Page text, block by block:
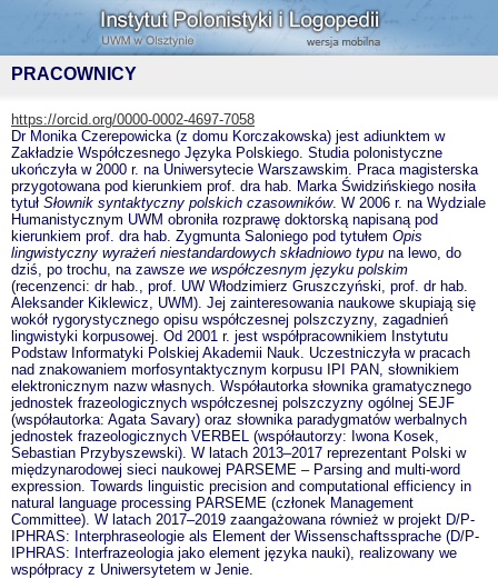
PRACOWNICY
https://orcid.org/0000-0002-4697-7058
Dr Monika Czerepowicka (z domu Korczakowska) jest adiunktem w
Zakładzie Współczesnego Języka Polskiego. Studia polonistyczne
ukończyła w 2000 r. na Uniwersytecie Warszawskim. Praca magisterska
przygotowana pod kierunkiem prof. dra hab. Marka Świdzińskiego nosiła
tytuł Słownik syntaktyczny polskich czasowników. W 2006 r. na Wydziale
Humanistycznym UWM obroniła rozprawę doktorską napisaną pod
kierunkiem prof. dra hab. Zygmunta Saloniego pod tytułem Opis
lingwistyczny wyrażeń niestandardowych składniowo typu na lewo, do
dziś, po trochu, na zawsze we współczesnym języku polskim
(recenzenci: dr hab., prof. UW Włodzimierz Gruszczyński, prof. dr hab.
Aleksander Kiklewicz, UWM). Jej zainteresowania naukowe skupiają się
wokół rygorystycznego opisu współczesnej polszczyzny, zagadnień
lingwistyki korpusowej. Od 2001 r. jest współpracownikiem Instytutu
Podstaw Informatyki Polskiej Akademii Nauk. Uczestniczyła w pracach
nad znakowaniem morfosyntaktycznym korpusu IPI PAN, słownikiem
elektronicznym nazw własnych. Współautorka słownika gramatycznego
jednostek frazeologicznych współczesnej polszczyzny ogólnej SEJF
(współautorka: Agata Savary) oraz słownika paradygmatów werbalnych
jednostek frazeologicznych VERBEL (współautorzy: Iwona Kosek,
Sebastian Przybyszewski). W latach 2013–2017 reprezentant Polski w
międzynarodowej sieci naukowej PARSEME – Parsing and multi-word
expression. Towards linguistic precision and computational efficiency in
natural language processing PARSEME (członek Management
Committee). W latach 2017–2019 zaangażowana również w projekt D/P-
IPHRAS: Interphraseologie als Element der Wissenschaftssprache (D/P-
IPHRAS: Interfrazeologia jako element języka nauki), realizowany we
współpracy z Uniwersytetem w Jenie.